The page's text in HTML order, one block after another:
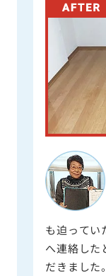
も迫ってい
へ連絡した
だきました。